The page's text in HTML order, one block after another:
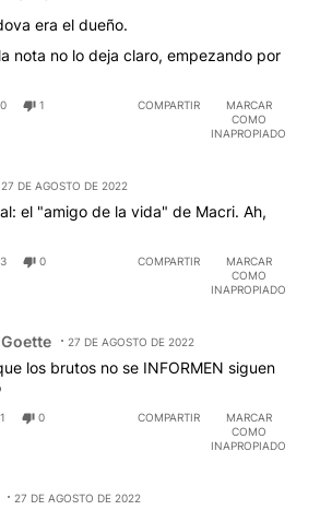
era el dueño.
nota no lo deja claro, empezando por
0 1 COMPARTIR
MARCAR
COMO
INAPROPIADO
27 DE AGOSTO DE 2022
el "amigo de la vida" de Macri. Ah,
3 0 COMPARTIR
MARCAR
COMO
INAPROPIADO
27 DE AGOSTO DE 2022
los brutos no se INFORMEN siguen
1 0 COMPARTIR
MARCAR
COMO
INAPROPIADO
27 DE AGOSTO DE 2022